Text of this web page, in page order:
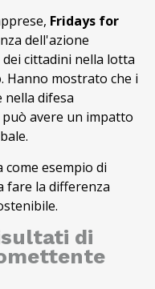
Fridays for
dell'azione
cittadini nella lotta
Hanno mostrato che i
difesa
avere un impatto
esempio di
fare la differenza
di